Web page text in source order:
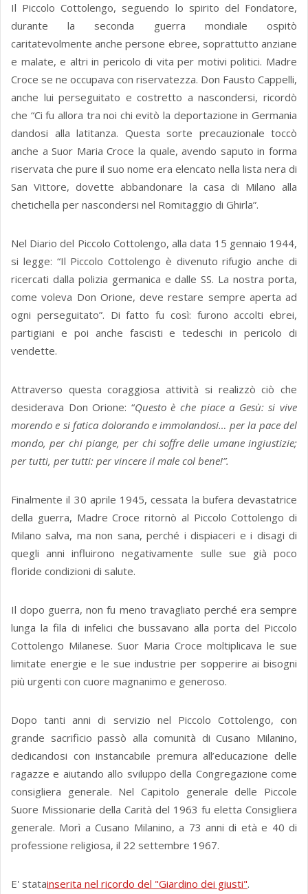
Il Piccolo Cottolengo, seguendo lo spirito del Fondatore,
durante la seconda guerra mondiale ospitò
caritatevolmente anche persone ebree, soprattutto anziane
e malate, e altri in pericolo di vita per motivi politici. Madre
Croce se ne occupava con riservatezza. Don Fausto Cappelli,
anche lui perseguitato e costretto a nascondersi, ricordò
che “Ci fu allora tra noi chi evitò la deportazione in Germania
dandosi alla latitanza. Questa sorte precauzionale toccò
anche a Suor Maria Croce la quale, avendo saputo in forma
riservata che pure il suo nome era elencato nella lista nera di
San Vittore, dovette abbandonare la casa di Milano alla
chetichella per nascondersi nel Romitaggio di Ghirla”.
Nel Diario del Piccolo Cottolengo, alla data 15 gennaio 1944,
si legge: “Il Piccolo Cottolengo è divenuto rifugio anche di
ricercati dalla polizia germanica e dalle SS. La nostra porta,
come voleva Don Orione, deve restare sempre aperta ad
ogni perseguitato”. Di fatto fu così: furono accolti ebrei,
partigiani e poi anche fascisti e tedeschi in pericolo di
vendette.
Attraverso questa coraggiosa attività si realizzò ciò che
desiderava Don Orione: “Questo è che piace a Gesù: si vive
morendo e si fatica dolorando e immolandosi… per la pace del
mondo, per chi piange, per chi soffre delle umane ingiustizie;
per tutti, per tutti: per vincere il male col bene!”.
Finalmente il 30 aprile 1945, cessata la bufera devastatrice
della guerra, Madre Croce ritornò al Piccolo Cottolengo di
Milano salva, ma non sana, perché i dispiaceri e i disagi di
quegli anni influirono negativamente sulle sue già poco
floride condizioni di salute.
Il dopo guerra, non fu meno travagliato perché era sempre
lunga la fila di infelici che bussavano alla porta del Piccolo
Cottolengo Milanese. Suor Maria Croce moltiplicava le sue
limitate energie e le sue industrie per sopperire ai bisogni
più urgenti con cuore magnanimo e generoso.
Dopo tanti anni di servizio nel Piccolo Cottolengo, con
grande sacrificio passò alla comunità di Cusano Milanino,
dedicandosi con instancabile premura all’educazione delle
ragazze e aiutando allo sviluppo della Congregazione come
consigliera generale. Nel Capitolo generale delle Piccole
Suore Missionarie della Carità del 1963 fu eletta Consigliera
generale. Morì a Cusano Milanino, a 73 anni di età e 40 di
professione religiosa, il 22 settembre 1967.
E' statainserita nel ricordo del "Giardino dei giusti".